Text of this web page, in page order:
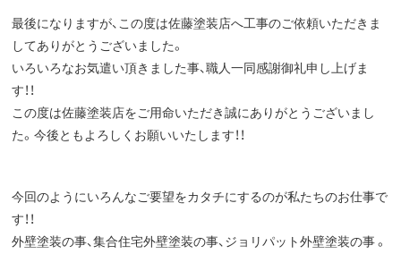
最後になりますが、この度は佐藤塗装店へ工事のご依頼いただきま
してありがとうございました。
いろいろなお気遣い頂きました事、職人一同感謝御礼申し上げま
す！！
この度は佐藤塗装店をご用命いただき誠にありがとうございまし
た。今後ともよろしくお願いいたします！！
今回のようにいろんなご要望をカタチにするのが私たちのお仕事で
す！！
外壁塗装の事、集合住宅外壁塗装の事、ジョリパット外壁塗装の事 。